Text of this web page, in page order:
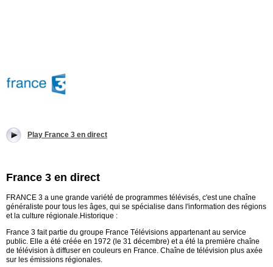
Play France 3 en direct
France 3 en direct
FRANCE 3 a une grande variété de programmes télévisés, c'est une chaîne
généraliste pour tous les âges, qui se spécialise dans l'information des régions
et la culture régionale.Historique :
France 3 fait partie du groupe France Télévisions appartenant au service
public. Elle a été créée en 1972 (le 31 décembre) et a été la première chaîne
de télévision à diffuser en couleurs en France. Chaîne de télévision plus axée
sur les émissions régionales.